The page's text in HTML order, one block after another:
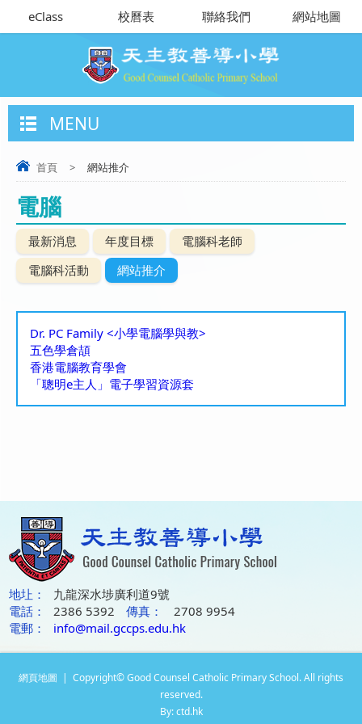
eClass 校曆表 聯絡我們 網站地圖
MENU
首頁 > 網站推介
電腦
最新消息 年度目標
電腦科老師
電腦科活動
網站推介
Dr. PC Family <小學電腦學與教>
五色學倉頡
香港電腦教育學會
「聰明e主人」電子學習資源套
地圵：
九龍深水埗廣利道9號
電話：
2386 5392 傳真：
2708 9954
電郵：
info@mail.gccps.edu.hk
網頁地圖 | Copyright© Good Counsel Catholic Primary School. All rights
reserved.
By: ctd.hk